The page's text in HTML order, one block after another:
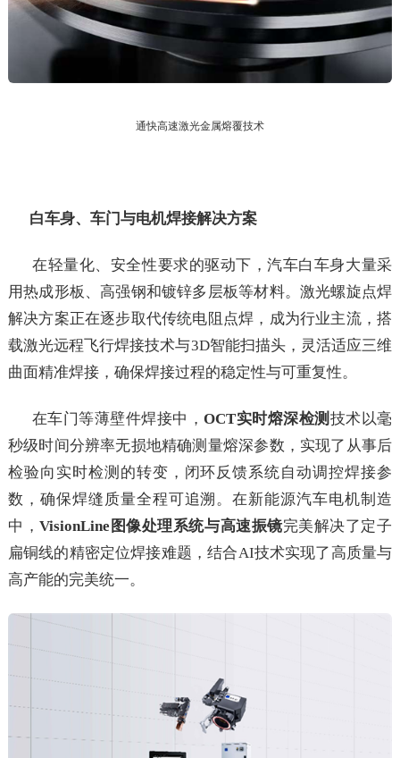
通快高速激光金属熔覆技术
白车身、车门与电机焊接解决方案
在轻量化、安全性要求的驱动下，汽车白车身大量采
用热成形板、高强钢和镀锌多层板等材料。激光螺旋点焊
解决方案正在逐步取代传统电阻点焊，成为行业主流，搭
载激光远程飞行焊接技术与3D智能扫描头，灵活适应三维
曲面精准焊接，确保焊接过程的稳定性与可重复性。
在车门等薄壁件焊接中，OCT实时熔深检测 技术以毫
秒级时间分辨率无损地精确测量熔深参数，实现了从事后
检验向实时检测的转变，闭环反馈系统自动调控焊接参
数，确保焊缝质量全程可追溯。在新能源汽车电机制造
中，VisionLine图像处理系统与高速振镜完美解决了定子
扁铜线的精密定位焊接难题，结合AI技术实现了高质量与
高产能的完美统一。